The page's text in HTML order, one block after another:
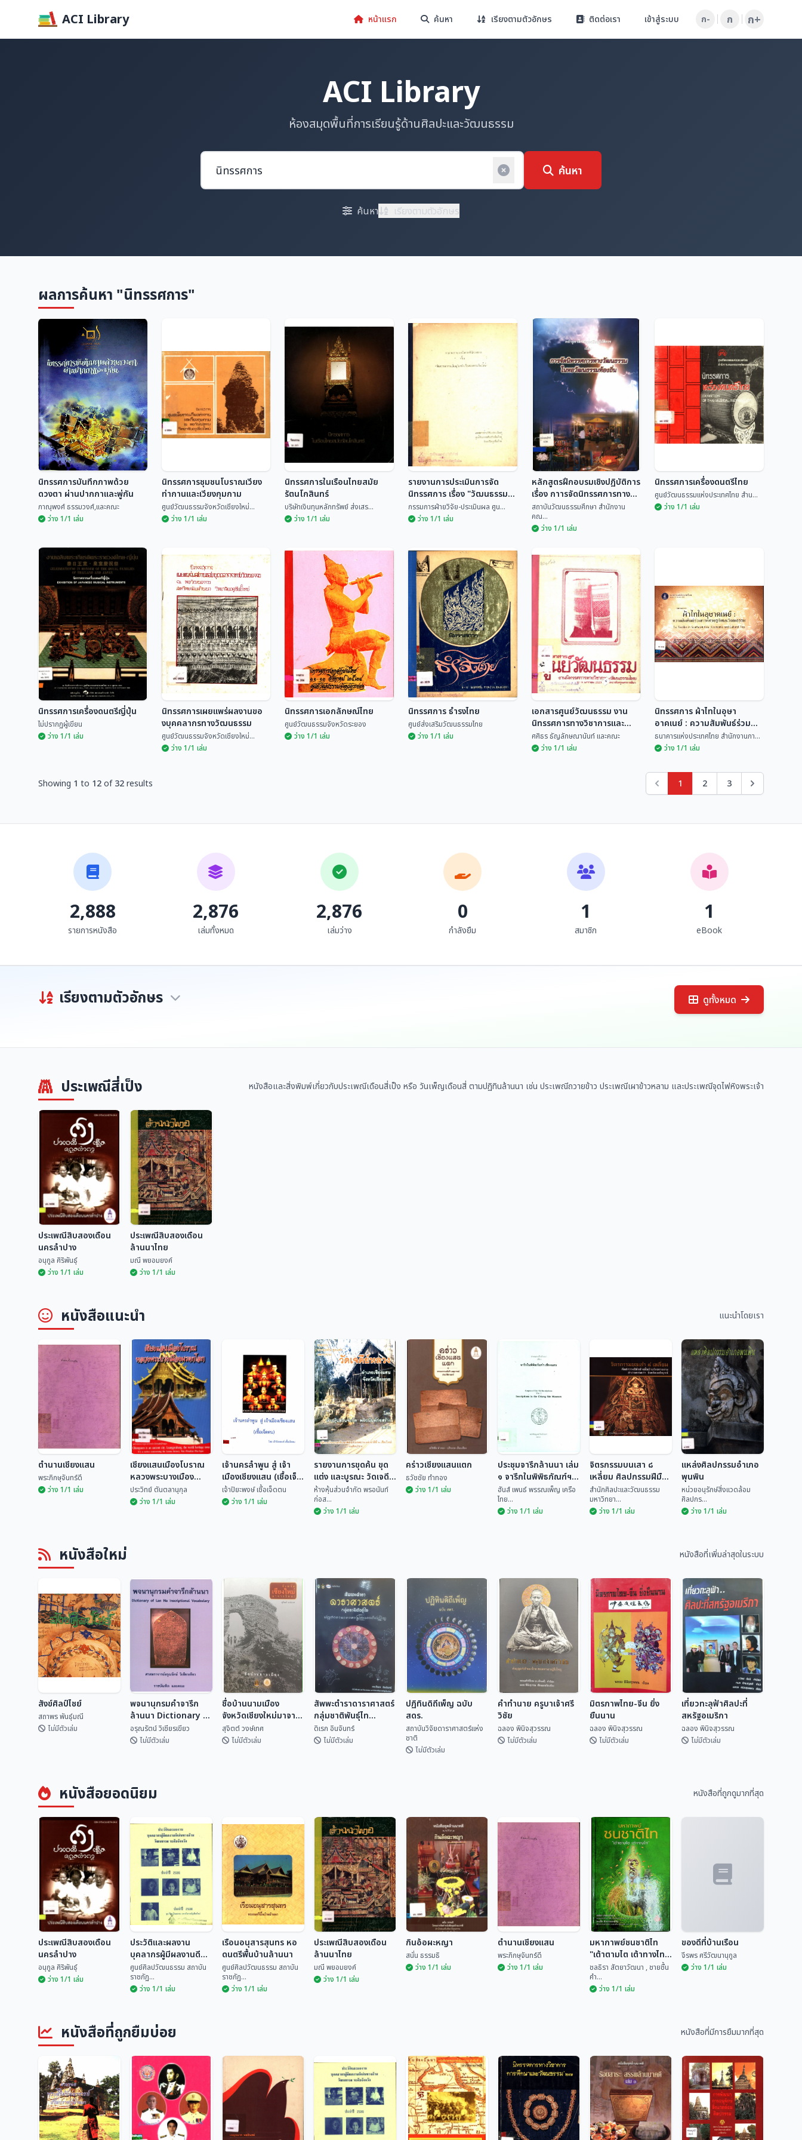
ACI Library หน้าแรก ค้นหา เรียงตามตัวอักษร ติดต่อเรา เข้าสู่ระบบ ก- ก ก+
ACI Library
ห้องสมุดพื้นที่การเรียนรู้ด้านศิลปะและวัฒนธรรม
ค้นหา
ค้นหา เรียงตามตัวอักษร
ผลการค้นหา "นิทรรศการ"
นิทรรศการบันทึกภาพ
ด้วยดวงตา ผ่านปากกา
และพู่กัน
ภาณุพงศ์ ธรรมวงศ์,และคณะ
นิทรรศการบันทึกภาพด้วย
ดวงตา ผ่านปากกาและพู่กัน
ภาณุพงศ์ ธรรมวงศ์,และคณะ
ว่าง 1/1 เล่ม
นิทรรศการชุมชนโบราณ
เวียงท่ากานและเวียงกุม
กาม
ศูนย์วัฒนธรรมจังหวัด
เชียงใหม่...
นิทรรศการชุมชนโบราณเวียง
ท่ากานและเวียงกุมกาม
ศูนย์วัฒนธรรมจังหวัดเชียงใหม่...
ว่าง 1/1 เล่ม
นิทรรศการในเรือนไทย
สมัยรัตนโกสินทร์
บริษัทเงินทุนหลักทรัพย์ ส่งเสร...
นิทรรศการในเรือนไทยสมัย
รัตนโกสินทร์
บริษัทเงินทุนหลักทรัพย์ ส่งเสร...
ว่าง 1/1 เล่ม
รายงานการประเมินการ
จัดนิทรรศการ เรื่อง
"วัฒนธรรมความเป็นอยู่
ในครัวเรือนของชาว
เชียงใหม่"
กรรมการฝ่ายวิจัย-ประเมินผล
ศูน...
รายงานการประเมินการจัด
นิทรรศการ เรื่อง "วัฒนธรรม
ความเป็นอยู่ในครัวเรือนของ
ชาวเชียงใหม่"
กรรมการฝ่ายวิจัย-ประเมินผล ศูน...
ว่าง 1/1 เล่ม
หลักสูตรฝึกอบรมเชิง
ปฏิบัติการ เรื่อง กาารจัด
นิทรรศการทางวัฒนธรรม
ในหอวัฒนธรรมท้องถิ่น
สถาบันวัฒนธรรมศึกษา สำนัก
งานคณ...
หลักสูตรฝึกอบรมเชิงปฏิบัติการ
เรื่อง กาารจัดนิทรรศการทาง
วัฒนธรรมในหอวัฒนธรรมท้อง
ถิ่น
สถาบันวัฒนธรรมศึกษา สำนักงาน
คณ...
ว่าง 1/1 เล่ม
ไทย
ศูนย์วัฒนธรรมแห่งประเทศไทย
สำน...
นิทรรศการเครื่องดนตรีไทย
ศูนย์วัฒนธรรมแห่งประเทศไทย สำน...
ว่าง 1/1 เล่ม
ญี่ปุ่น
นิทรรศการเครื่องดนตรีญี่ปุ่น
ไม่ปรากฏผู้เขียน
ว่าง 1/1 เล่ม
วัฒนธรรม
นิทรรศการเผยแพร่ผลงานขอ
งบุคคลากรทางวัฒนธรรม
ศูนย์วัฒนธรรมจังหวัดเชียงใหม่...
ว่าง 1/1 เล่ม
นิทรรศการเอกลักษณ์ไทย
นิทรรศการเอกลักษณ์ไทย
ศูนย์วัฒนธรรมจังหวัดระยอง
ว่าง 1/1 เล่ม
นิทรรศการ ธำรงไทย
นิทรรศการ ธำรงไทย
ศูนย์ส่งเสริมวัฒนธรรมไทย
ว่าง 1/1 เล่ม
งานนิทรรศการทาง
เอกสารศูนย์วัฒนธรรม งาน
นิทรรศการทางวิชาการและ
วัฒนธรรมไทย
ศศิธร ธัญลักษณานันท์ และคณะ
ว่าง 1/1 เล่ม
ร่วมทางเศรษฐกิจและ
นิทรรศการ ผ้าไทในอุษา
อาคเนย์ : ความสัมพันธ์ร่วม
ทางเศรษฐกิจและวัฒนธรรม
ธนาคารแห่งประเทศไทย สำนักงานภา...
ว่าง 1/1 เล่ม
Showing 1 to 12 of 32 results 1 2 3
2,888
รายการหนังสือ
2,876
เล่มทั้งหมด
2,876
เล่มว่าง
0
กำลังยืม
1
สมาชิก
1
eBook
เรียงตามตัวอักษร ดูทั้งหมด
ประเพณีสี่เป็ง หนังสือและสิ่งพิมพ์เกี่ยวกับประเพณีเดือนสี่เป็ง หรือ วันเพ็ญเดือนสี่ ตามปฏิทินล้านนา เช่น ประเพณีถวายข้าว ประเพณีเผาข้าวหลาม และประเพณีจุดไฟหิงพระเจ้า
นครลำปาง
อนุกูล ศิริพันธุ์
ประเพณีสิบสองเดือน
นครลำปาง
อนุกูล ศิริพันธุ์
ว่าง 1/1 เล่ม
ล้านนาไทย
ประเพณีสิบสองเดือน
ล้านนาไทย
มณี พยอมยงค์
ว่าง 1/1 เล่ม
หนังสือแนะนำ แนะนำโดยเรา
พระภิกษุจันทร์ดี
ตำนานเชียงแสน
พระภิกษุจันทร์ดี
ว่าง 1/1 เล่ม
เชียงแสนเมืองโบราณ
หลวงพระบางเมือง
มรดกโลก
ประวิทย์ ตันตลานุกุล
ว่าง 1/1 เล่ม
เจ้านครลำพูน สู่ เจ้า
เมืองเชียงแสน (เชื้อเจ็ด
ตน)
เจ้าปิยะพงษ์ เชื้อเจ็ดตน
ว่าง 1/1 เล่ม
รายงานการขุดค้น ขุด
แต่ง และบูรณะ วัดเจดีย์
หลวง อำเภอเชียงแสน
จังหวัดเชียงราย
ห้างหุ้นส่วนจำกัด พรอนันท์
ก่อส...
ว่าง 1/1 เล่ม
คร่าวเชียงแสนแตก
ธวัชชัย ทำทอง
ว่าง 1/1 เล่ม
ประชุมจารึกล้านนา เล่ม
๑ จารึกในพิพิธภัณฑ์ฯ
เชียงแสน
ฮันส์ เพนธ์ พรรณเพ็ญ เครือ
ไทย...
ว่าง 1/1 เล่ม
จิตรกรรมบนเสา ๘
เหลี่ยม ศิลปกรรมฝีมือ
ช่างพื้นบ้านวัดทรายงาม
อำเภอหล่มเก่า จังหวัด
เพชรบูรณ์
สำนักศิลปะและวัฒนธรรม
มหาวิทยา...
ว่าง 1/1 เล่ม
หน่วยอนุรักษ์สิ่งแวด...
แหล่งศิลปกรรมอำเภอ
พุนพิน
หน่วยอนุรักษ์สิ่งแวดล้อม
ศิลปกร...
ว่าง 1/1 เล่ม
หนังสือใหม่ หนังสือที่เพิ่มล่าสุดในระบบ
สถาพร พันธุ์มณี
สังข์ศิลป์ไชย์
สถาพร พันธุ์มณี
ไม่มีตัวเล่ม
of Lan Na
Inscriptional
อรุณรัตน์ วิเชียรเขี...
พจนานุกรมคำจารึก
ล้านนา Dictionary of
Lan Na
Inscriptional
อรุณรัตน์ วิเชียรเขียว
ไม่มีตัวเล่ม
ชื่อบ้านนามเมือง
จังหวัดเชียงใหม่มาจาก
ไหน?
สุจิตต์ วงษ์เทศ
ไม่มีตัวเล่ม
สัพพะตำราดาราศาสตร์
กลุ่มชาติพันธุ์ไท
(ปริวรรตจากคัมภีร์ใบ
ลานและพับสา)
ดิเรก อินจันทร์
ไม่มีตัวเล่ม
ปฏิทินดิถีเพ็ญ ฉบับ
สดร.
สถาบันวิจัยดาราศาสตร์แห่ง
ชาติ
ไม่มีตัวเล่ม
คำทำนาย ครูบาเจ้าศรี
วิชัย
ฉลอง พินิจสุวรรณ
ไม่มีตัวเล่ม
มิตรภาพไทย-จีน ยิ่ง
ยืนนาน
ฉลอง พินิจสุวรรณ
ไม่มีตัวเล่ม
ฉลอง พินิจสุวรรณ
เที่ยวทะลุฟ้าศิลปะที่
สหรัฐอเมริกา
ฉลอง พินิจสุวรรณ
ไม่มีตัวเล่ม
หนังสือยอดนิยม หนังสือที่ถูกดูมากที่สุด
อนุกูล ศิริพันธุ์
ประเพณีสิบสองเดือน
นครลำปาง
อนุกูล ศิริพันธุ์
ว่าง 1/1 เล่ม
วัฒนธรรม ระดับ
จังหวัด ประจำปี 2535
ศูนย์ศิลปวัฒนธรรม
สถ...
ประวัติและผลงาน
บุคลากรผู้มีผลงานดี
เด่นทางด้านวัฒนธรรม
ระดับจังหวัด ประจำปี
2535
ศูนย์ศิลปวัฒนธรรม สถาบัน
ราชภัฏ...
ว่าง 1/1 เล่ม
เรือนอนุสารสุนทร หอ
ดนตรีพื้นบ้านล้านนา
ศูนย์ศิลปวัฒนธรรม สถาบัน
ราชภัฏ...
ว่าง 1/1 เล่ม
ประเพณีสิบสองเดือน
ล้านนาไทย
มณี พยอมยงค์
ว่าง 1/1 เล่ม
กินอ้อผะหญา
สนั่น ธรรมธิ
ว่าง 1/1 เล่ม
ตำนานเชียงแสน
พระภิกษุจันทร์ดี
ว่าง 1/1 เล่ม
มหากาพย์ชนชาติไท
"เต้าตามไต เต้าทางไท"
เล่ม 2
ชลธิรา สัตยาวัฒนา , ชายชื้น
คำ...
ว่าง 1/1 เล่ม
จีรพร ศรีวัฒนานุกูล
ของดีที่บ้านเรือน
จีรพร ศรีวัฒนานุกูล
ว่าง 1/1 เล่ม
หนังสือที่ถูกยืมบ่อย หนังสือที่มีการยืมมากที่สุด